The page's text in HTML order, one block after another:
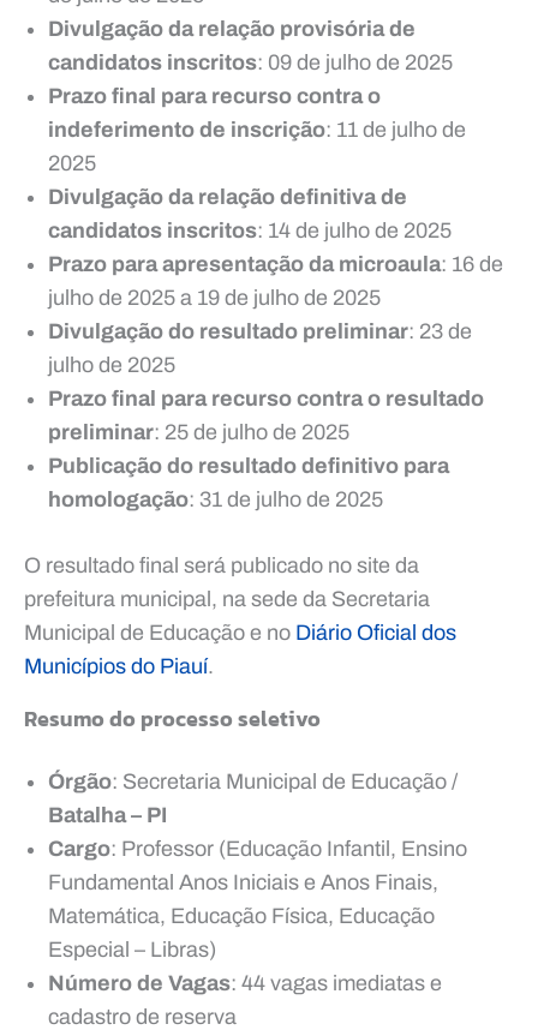
Divulgação da relação provisória de
candidatos inscritos: 09 de julho de 2025
Prazo final para recurso contra o
indeferimento de inscrição: 11 de julho de
2025
Divulgação da relação definitiva de
candidatos inscritos: 14 de julho de 2025
Prazo para apresentação da microaula: 16 de
julho de 2025 a 19 de julho de 2025
Divulgação do resultado preliminar: 23 de
julho de 2025
Prazo final para recurso contra o resultado
preliminar: 25 de julho de 2025
Publicação do resultado definitivo para
homologação: 31 de julho de 2025
O resultado final será publicado no site da
prefeitura municipal, na sede da Secretaria
Municipal de Educação e no Diário Oficial dos
Municípios do Piauí.
Resumo do processo seletivo
Órgão: Secretaria Municipal de Educação /
Batalha – PI
Cargo: Professor (Educação Infantil, Ensino
Fundamental Anos Iniciais e Anos Finais,
Matemática, Educação Física, Educação
Especial – Libras)
Número de Vagas: 44 vagas imediatas e
cadastro de reserva